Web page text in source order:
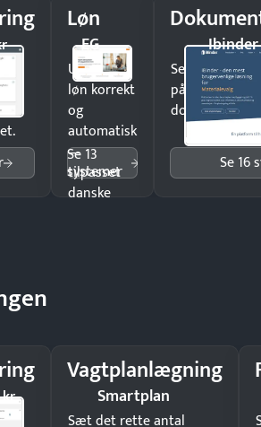
Løn
EG
Udbetal
løn korrekt
og
automatisk
—
tilpasset
danske
Se 13
systemer
Ibinder
Send
på minutter
dokumenter.
Se 16
Vagtplanlægning
Smartplan
Sæt det rette antal